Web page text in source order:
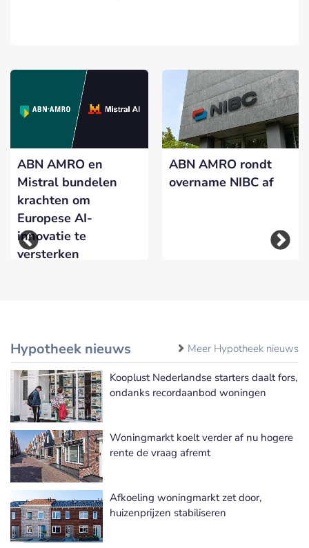
ABN AMRO en
Mistral bundelen
krachten om
Europese AI-
innovatie te
versterken
ABN AMRO rondt
overname NIBC af
Hypotheek nieuws Meer Hypotheek nieuws
Kooplust Nederlandse starters daalt fors,
ondanks recordaanbod woningen
Woningmarkt koelt verder af nu hogere
rente de vraag afremt
Afkoeling woningmarkt zet door,
huizenprijzen stabiliseren